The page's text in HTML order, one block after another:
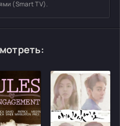
(Smart TV).